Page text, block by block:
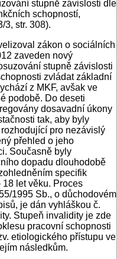
stupně závislosti dle
schopností,
3, str. 308).
zákon o sociálních
zaveden nový
stupně závislosti
zvládat základní
z MKF, avšak ve
podobě. Do deseti
dosavadní úkony
tak, aby byly
pro nezávislý
přehled o jeho
Současně byly
dopadu dlouhodobě
specifik
let věku. Proces
1995 Sb., o důchodovém
je dán vyhláškou č.
Stupeň invalidity je zde
pracovní schopnosti
etiologického přístupu ve
následkům.